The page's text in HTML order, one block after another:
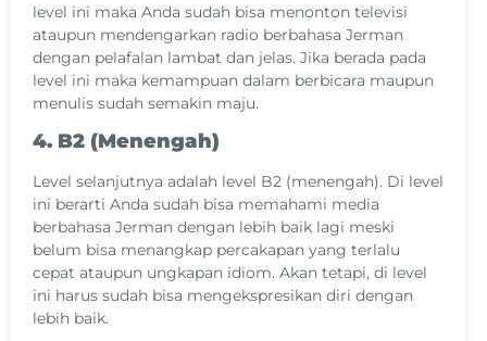
level ini maka Anda sudah bisa menonton televisi
ataupun mendengarkan radio berbahasa Jerman
dengan pelafalan lambat dan jelas. Jika berada pada
level ini maka kemampuan dalam berbicara maupun
menulis sudah semakin maju.
4. B2 (Menengah)
Level selanjutnya adalah level B2 (menengah). Di level
ini berarti Anda sudah bisa memahami media
berbahasa Jerman dengan lebih baik lagi meski
belum bisa menangkap percakapan yang terlalu
cepat ataupun ungkapan idiom. Akan tetapi, di level
ini harus sudah bisa mengekspresikan diri dengan
lebih baik.